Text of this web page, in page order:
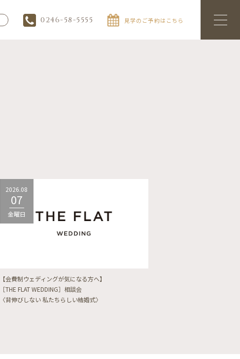
0246-58-5555 見学のご予約はこちら
2026.08
07
金曜日
【会費制ウェディングが気になる方へ】
［THE FLAT WEDDING］相談会
〈背伸びしない 私たちらしい結婚式〉